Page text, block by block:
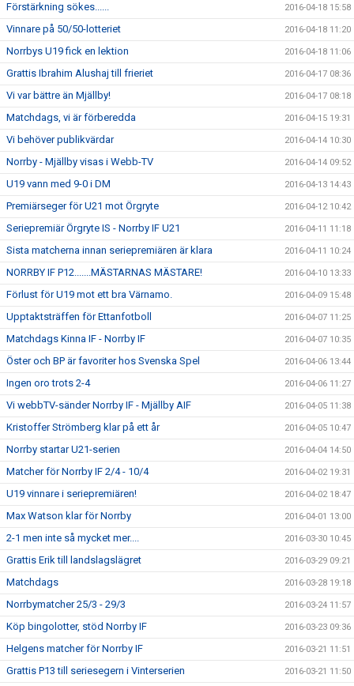
Förstärkning sökes...... 2016-04-18 15:58
Vinnare på 50/50-lotteriet 2016-04-18 11:20
Norrbys U19 fick en lektion 2016-04-18 11:06
Grattis Ibrahim Alushaj till frieriet 2016-04-17 08:36
Vi var bättre än Mjällby! 2016-04-17 08:18
Matchdags, vi är förberedda 2016-04-15 19:31
Vi behöver publikvärdar 2016-04-14 10:30
Norrby - Mjällby visas i Webb-TV 2016-04-14 09:52
U19 vann med 9-0 i DM 2016-04-13 14:43
Premiärseger för U21 mot Örgryte 2016-04-12 10:42
Seriepremiär Örgryte IS - Norrby IF U21 2016-04-11 11:18
Sista matcherna innan seriepremiären är klara 2016-04-11 10:24
NORRBY IF P12.......MÄSTARNAS MÄSTARE! 2016-04-10 13:33
Förlust för U19 mot ett bra Värnamo. 2016-04-09 15:48
Upptaktsträffen för Ettanfotboll 2016-04-07 11:25
Matchdags Kinna IF - Norrby IF 2016-04-07 10:35
Öster och BP är favoriter hos Svenska Spel 2016-04-06 13:44
Ingen oro trots 2-4 2016-04-06 11:27
Vi webbTV-sänder Norrby IF - Mjällby AIF 2016-04-05 11:38
Kristoffer Strömberg klar på ett år 2016-04-05 10:47
Norrby startar U21-serien 2016-04-04 14:50
Matcher för Norrby IF 2/4 - 10/4 2016-04-02 19:31
U19 vinnare i seriepremiären! 2016-04-02 18:47
Max Watson klar för Norrby 2016-04-01 13:00
2-1 men inte så mycket mer.... 2016-03-30 10:45
Grattis Erik till landslagslägret 2016-03-29 09:21
Matchdags 2016-03-28 19:18
Norrbymatcher 25/3 - 29/3 2016-03-24 11:57
Köp bingolotter, stöd Norrby IF 2016-03-23 09:36
Helgens matcher för Norrby IF 2016-03-21 11:51
Grattis P13 till seriesegern i Vinterserien 2016-03-21 11:50